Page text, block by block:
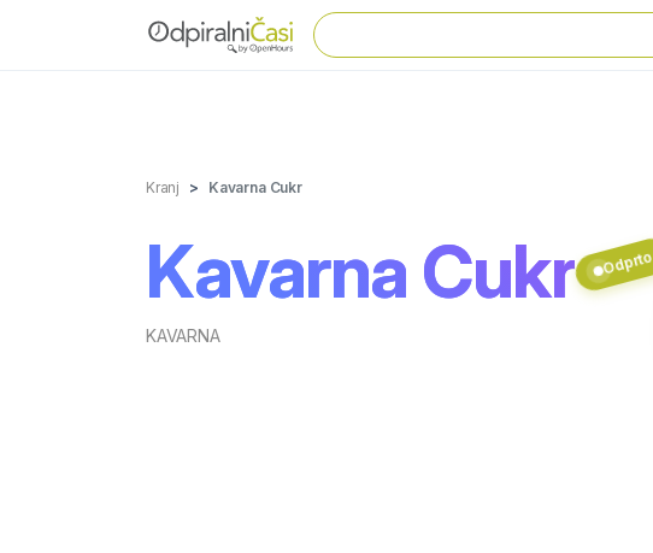
Kranj Kavarna Cukr
Kavarna Cukr
KAVARNA
Odprto